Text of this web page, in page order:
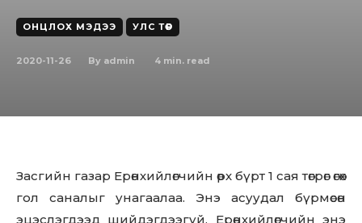
ОНЦЛОХ МЭДЭЭ УЛС ТӨР
2020-11-26 By admin 4 min. read
Засгийн газар Ерөнхийлөгчийн өрх бүрт 1 сая төгрөг өгөх
гол саналыг унагаалаа. Энэ асуудал бүрмөсөн
эцэслэгдээд шийдэгдээгүй. Ерөнхийлөгчийн энэ